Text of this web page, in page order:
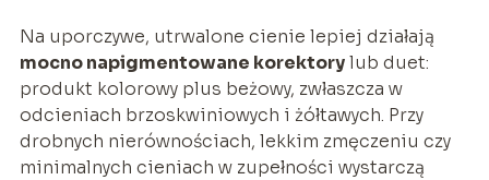
Na uporczywe, utrwalone cienie lepiej działają
mocno napigmentowane korektorylub duet:
produkt kolorowy plus beżowy, zwłaszcza w
odcieniach brzoskwiniowych i żółtawych. Przy
drobnych nierównościach, lekkim zmęczeniu czy
minimalnych cieniach w zupełności wystarczą